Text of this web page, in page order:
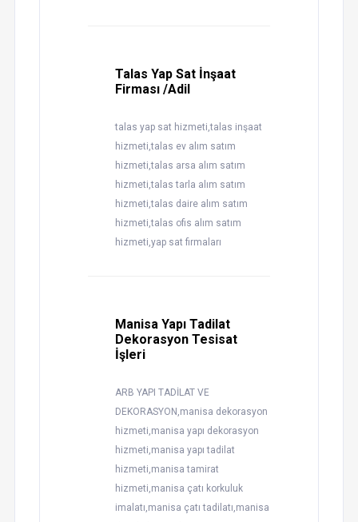
Talas Yap Sat İnşaat
Firması /Adil
talas yap sat hizmeti,talas inşaat
hizmeti,talas ev alım satım
hizmeti,talas arsa alım satım
hizmeti,talas tarla alım satım
hizmeti,talas daire alım satım
hizmeti,talas ofis alım satım
hizmeti,yap sat firmaları
Manisa Yapı Tadilat
Dekorasyon Tesisat
İşleri
ARB YAPI TADİLAT VE
DEKORASYON,manisa dekorasyon
hizmeti,manisa yapı dekorasyon
hizmeti,manisa yapı tadilat
hizmeti,manisa tamirat
hizmeti,manisa çatı korkuluk
imalatı,manisa çatı tadilatı,manisa